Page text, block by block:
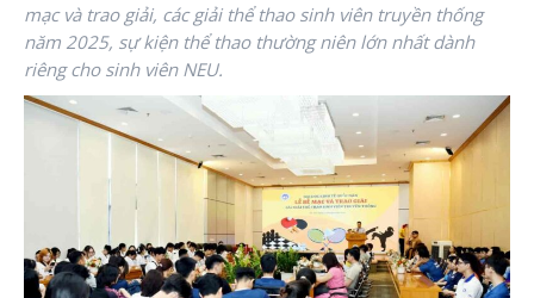
mạc và trao giải, các giải thể thao sinh viên truyền thống
năm 2025, sự kiện thể thao thường niên lớn nhất dành
riêng cho sinh viên NEU.